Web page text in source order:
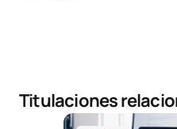
Titulaciones
Técnico Superior